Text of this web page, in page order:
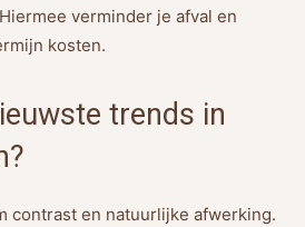
verminder je afval en
kosten.
trends in
contrast en natuurlijke afwerking.